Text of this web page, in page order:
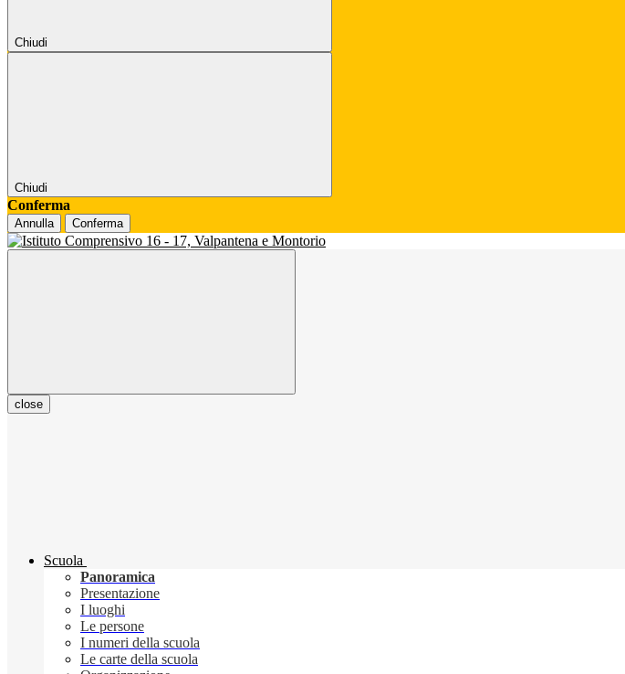
Chiudi
Chiudi
Conferma
Annulla Conferma
close
Scuola
Panoramica
Presentazione
I luoghi
Le persone
I numeri della scuola
Le carte della scuola